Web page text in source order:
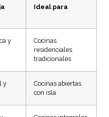
Ideal para
y
Cocinas
residenciales
tradicionales
y
Cocinas abiertas
con isla